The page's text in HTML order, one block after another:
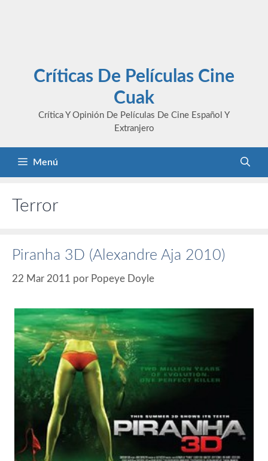
Críticas De Películas Cine
Cuak
Crítica Y Opinión De Películas De Cine Español Y
Extranjero
Menú
Terror
Piranha 3D (Alexandre Aja 2010)
22 Mar 2011 por Popeye Doyle